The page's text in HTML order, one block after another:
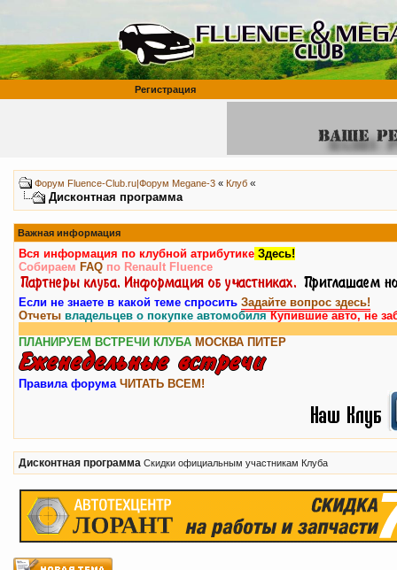
Регистрация
Форум Fluence-Club.ru|Форум Megane-3 « Клуб «
Дисконтная программа
Важная информация
Вся информация по клубной атрибутике Здесь!
Собираем FAQ по Renault Fluence
Если не знаете в какой теме спросить Задайте вопрос здесь!
Отчеты владельцев о покупке автомобиляКупившие авто, не
ПЛАНИРУЕМ ВСТРЕЧИ КЛУБА МОСКВА ПИТЕР
Правила форума ЧИТАТЬ ВСЕМ!
Дисконтная программа Скидки официальным участникам Клуба